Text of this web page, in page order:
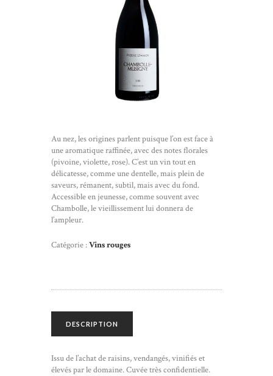
Au nez, les origines parlent puisque l’on est face à
une aromatique raffinée, avec des notes florales
(pivoine, violette, rose). C’est un vin tout en
délicatesse, comme une dentelle, mais plein de
saveurs, rémanent, subtil, mais avec du fond.
Accessible en jeunesse, comme souvent avec
Chambolle, le vieillissement lui donnera de
l’ampleur.
Catégorie :Vins rouges
DESCRIPTION
Issu de l’achat de raisins, vendangés, vinifiés et
élevés par le domaine. Cuvée très confidentielle.